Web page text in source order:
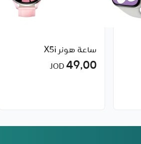
ساعة هونر X5i
49٫00JOD